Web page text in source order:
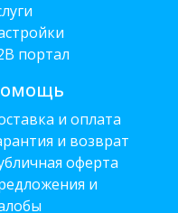
портал
и оплата
и возврат
оферта
и